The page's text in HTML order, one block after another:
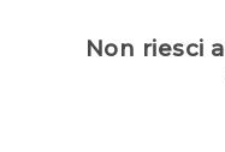
Non riesci